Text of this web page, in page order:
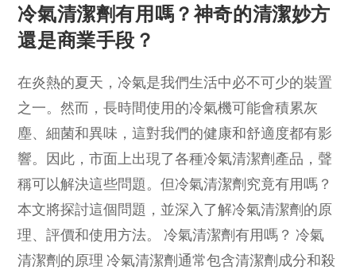
冷氣清潔劑有用嗎？神奇的清潔妙方
還是商業手段？
在炎熱的夏天，冷氣是我們生活中必不可少的裝置
之一。然而，長時間使用的冷氣機可能會積累灰
塵、細菌和異味，這對我們的健康和舒適度都有影
響。因此，市面上出現了各種冷氣清潔劑產品，聲
稱可以解決這些問題。但冷氣清潔劑究竟有用嗎？
本文將探討這個問題，並深入了解冷氣清潔劑的原
理、評價和使用方法。 冷氣清潔劑有用嗎？ 冷氣
清潔劑的原理 冷氣清潔劑通常包含清潔劑成分和殺